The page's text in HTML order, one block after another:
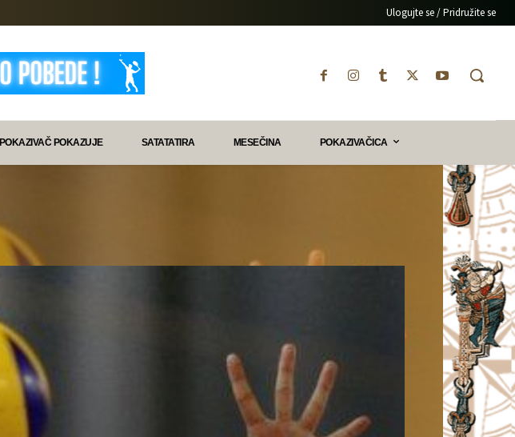
Ulogujte se / Pridružite se
POKAZIVAČ POKAZUJE SATATATIRA MESEČINA POKAZIVAČICA